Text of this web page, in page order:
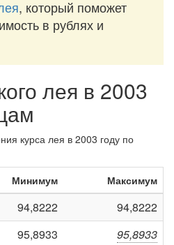
, который поможет
в рублях и
лея в 2003
курса лея в 2003 году по
Минимум Максимум
94,8222
94,8222
95,8933
95,8933